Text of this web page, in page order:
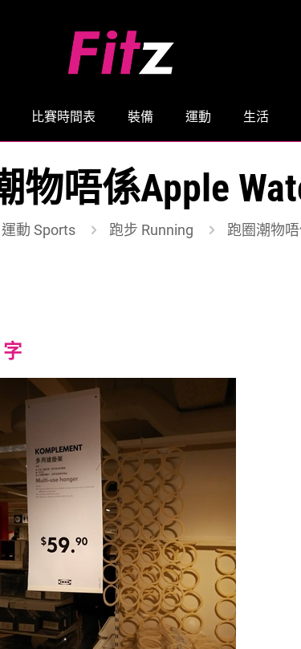
比賽時間表 裝備 運動 生活
物唔係Apple
運動 Sports 跑步 Running 跑圈潮物
字Increase
font
size.